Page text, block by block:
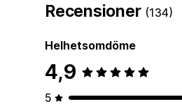
Recensioner (134)
Helhetsomdöme
4,9
5